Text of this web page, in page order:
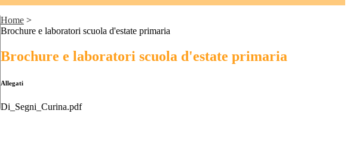
Home >
Brochure e laboratori scuola d'estate primaria
Brochure e laboratori scuola d'estate primaria
Allegati
Di_Segni_Curina.pdf